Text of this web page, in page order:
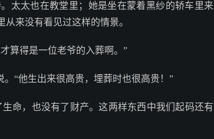
太太也在教堂里；她是坐在蒙着黑纱的轿车里来
来没有看见过这样的情景。
算得是一位老爷的入葬啊。”
“他生出来很高贵，埋葬时也很高贵！”
命，也没有了财产。这两样东西中我们起码还有